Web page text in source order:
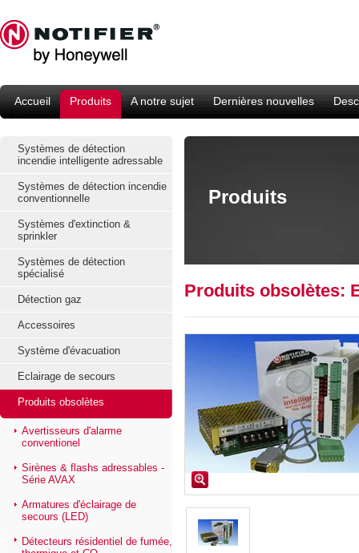
Accueil Produits A notre sujet Dernières nouvelles
Systèmes de détection
incendie intelligente adressable
Systèmes de détection incendie
conventionnelle
Systèmes d'extinction &
sprinkler
Systèmes de détection
spécialisé
Détection gaz
Accessoires
Système d'évacuation
Eclairage de secours
Produits obsolètes
Avertisseurs d'alarme
conventionel
Sirènes & flashs adressables -
Série AVAX
Armatures d'éclairage de
secours (LED)
Détecteurs résidentiel de fumée,
Produits
Produits obsolètes: